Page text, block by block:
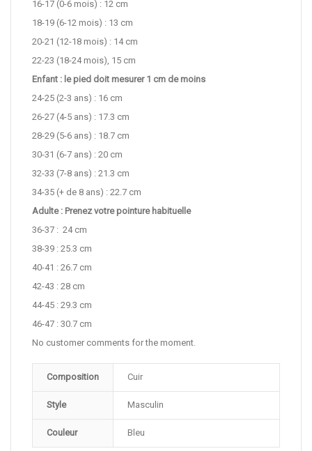
16-17 (0-6 mois) : 12 cm
18-19 (6-12 mois) : 13 cm
20-21 (12-18 mois) : 14 cm
22-23 (18-24 mois), 15 cm
Enfant : le pied doit mesurer 1 cm de moins
24-25 (2-3 ans) : 16 cm
26-27 (4-5 ans) : 17.3 cm
28-29 (5-6 ans) : 18.7 cm
30-31 (6-7 ans) : 20 cm
32-33 (7-8 ans) : 21.3 cm
34-35 (+ de 8 ans) : 22.7 cm
Adulte : Prenez votre pointure habituelle
36-37 : 24 cm
38-39 : 25.3 cm
40-41 : 26.7 cm
42-43 : 28 cm
44-45 : 29.3 cm
46-47 : 30.7 cm
No customer comments for the moment.
Composition Cuir
Style Masculin
Couleur Bleu